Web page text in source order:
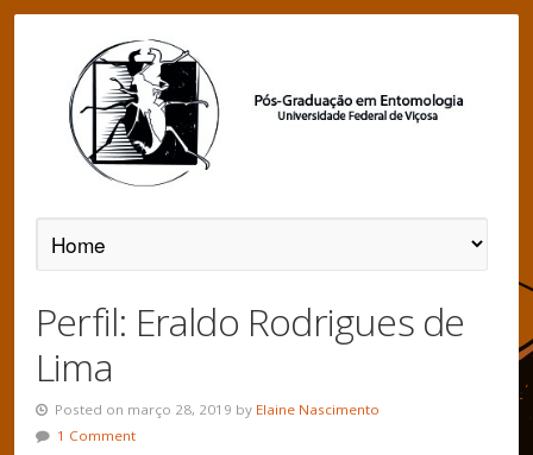
Perfil: Eraldo Rodrigues de
Lima
Posted on março 28, 2019 by Elaine Nascimento
1 Comment